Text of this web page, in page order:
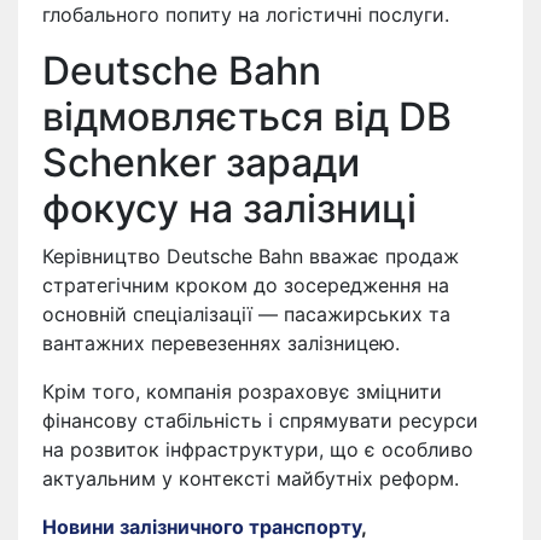
глобального попиту на логістичні послуги.
Deutsche Bahn
відмовляється від DB
Schenker заради
фокусу на залізниці
Керівництво Deutsche Bahn вважає продаж
стратегічним кроком до зосередження на
основній спеціалізації — пасажирських та
вантажних перевезеннях залізницею.
Крім того, компанія розраховує зміцнити
фінансову стабільність і спрямувати ресурси
на розвиток інфраструктури, що є особливо
актуальним у контексті майбутніх реформ.
Новини залізничного транспорту,